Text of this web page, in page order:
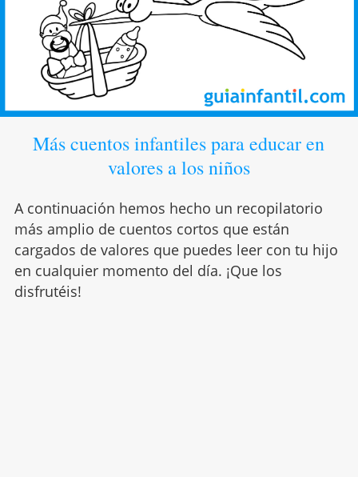
Más cuentos infantiles para educar en
valores a los niños
A continuación hemos hecho un recopilatorio
más amplio de cuentos cortos que están
cargados de valores que puedes leer con tu hijo
en cualquier momento del día. ¡Que los
disfrutéis!